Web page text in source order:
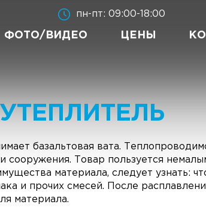
пн-пт: 09:00-18:00
ФОТО/ВИДЕО ЦЕНЫ
базальтовая вата.
сооружения. Товар пользуется
материала, следует узнать:
и прочих смесей. После
материала.